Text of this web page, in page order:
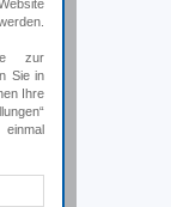
zur
Sie in
Ihre